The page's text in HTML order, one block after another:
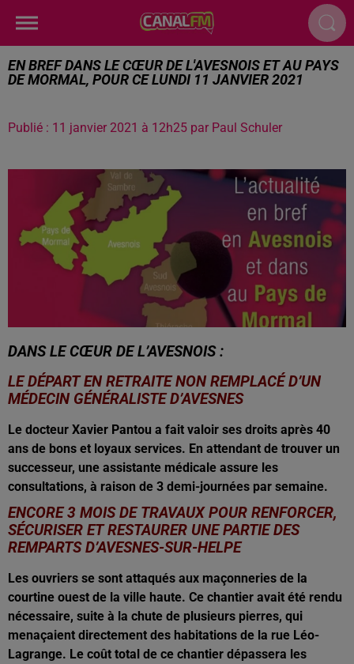
EN BREF DANS LE CŒUR DE L'AVESNOIS ET AU PAYS
DE MORMAL, POUR CE LUNDI 11 JANVIER 2021
Publié : 11 janvier 2021 à 12h25 par Paul Schuler
DANS LE CŒUR DE L’AVESNOIS :
LE DÉPART EN RETRAITE NON REMPLACÉ D’UN
MÉDECIN GÉNÉRALISTE D’AVESNES
Le docteur Xavier Pantou a fait valoir ses droits après 40
ans de bons et loyaux services. En attendant de trouver un
successeur, une assistante médicale assure les
consultations, à raison de 3 demi-journées par semaine.
ENCORE 3 MOIS DE TRAVAUX POUR RENFORCER,
SÉCURISER ET RESTAURER UNE PARTIE DES
REMPARTS D’AVESNES-SUR-HELPE
Les ouvriers se sont attaqués aux maçonneries de la
courtine ouest de la ville haute. Ce chantier avait été rendu
nécessaire, suite à la chute de plusieurs pierres, qui
menaçaient directement des habitations de la rue Léo-
Lagrange. Le coût total de ce chantier dépassera les